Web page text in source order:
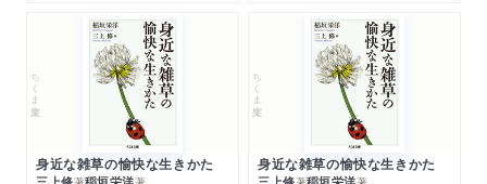
ちくま文庫
身近な雑草の愉快な生きかた
ちくま文庫
身近な雑草の愉快な生きかた